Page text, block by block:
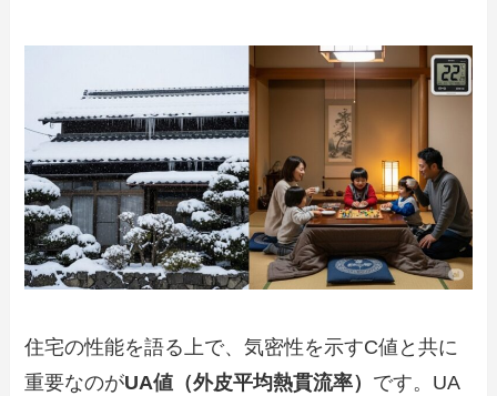
住宅の性能を語る上で、気密性を示すC値と共に
重要なのがUA値（外皮平均熱貫流率） です。UA